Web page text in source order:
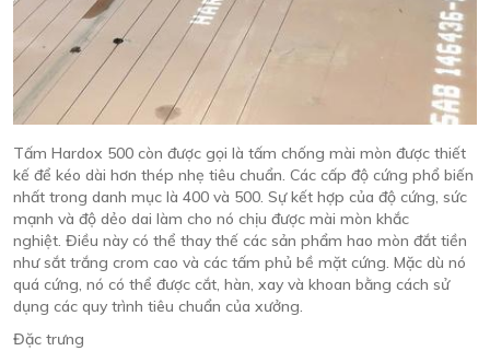
Tấm Hardox 500 còn được gọi là tấm chống mài mòn được thiết
kế để kéo dài hơn thép nhẹ tiêu chuẩn. Các cấp độ cứng phổ biến
nhất trong danh mục là 400 và 500. Sự kết hợp của độ cứng, sức
mạnh và độ dẻo dai làm cho nó chịu được mài mòn khắc
nghiệt. Điều này có thể thay thế các sản phẩm hao mòn đắt tiền
như sắt trắng crom cao và các tấm phủ bề mặt cứng. Mặc dù nó
quá cứng, nó có thể được cắt, hàn, xay và khoan bằng cách sử
dụng các quy trình tiêu chuẩn của xưởng.
Đặc trưng